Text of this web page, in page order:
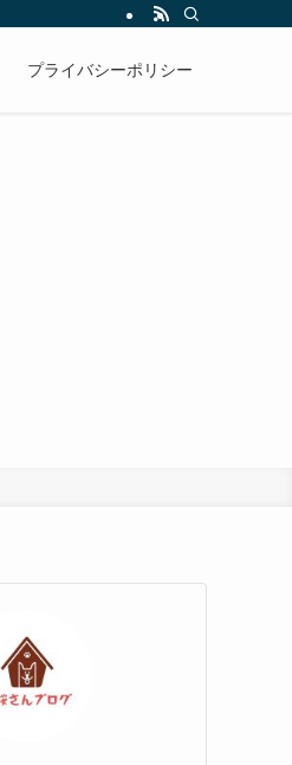
プライバシーポリシー